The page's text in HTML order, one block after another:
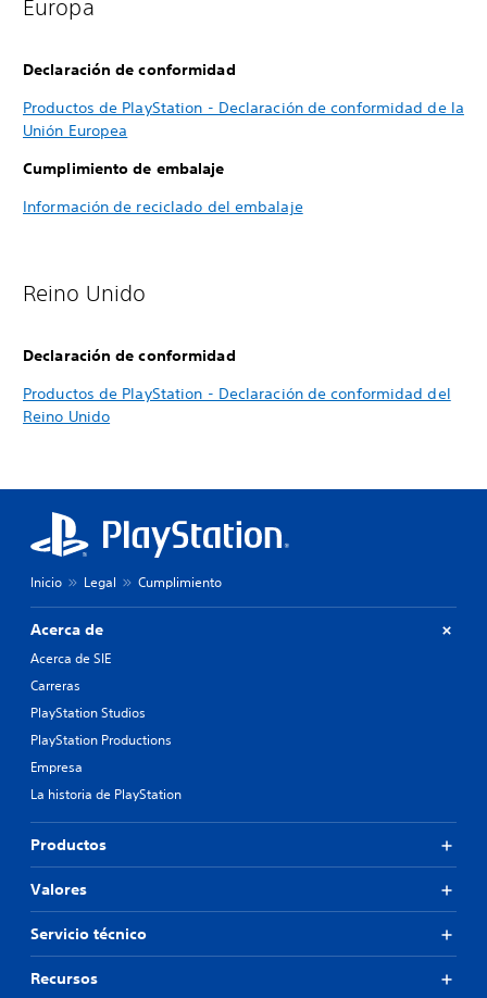
Europa
Declaración de conformidad
Productos de PlayStation - Declaración de conformidad de la
Unión Europea
Cumplimiento de embalaje
Información de reciclado del embalaje
Reino Unido
Declaración de conformidad
Productos de PlayStation - Declaración de conformidad del
Reino Unido
Inicio Legal Cumplimiento
Acerca de
Acerca de SIE
Carreras
PlayStation Studios
PlayStation Productions
Empresa
La historia de PlayStation
Productos
Valores
Servicio técnico
Recursos